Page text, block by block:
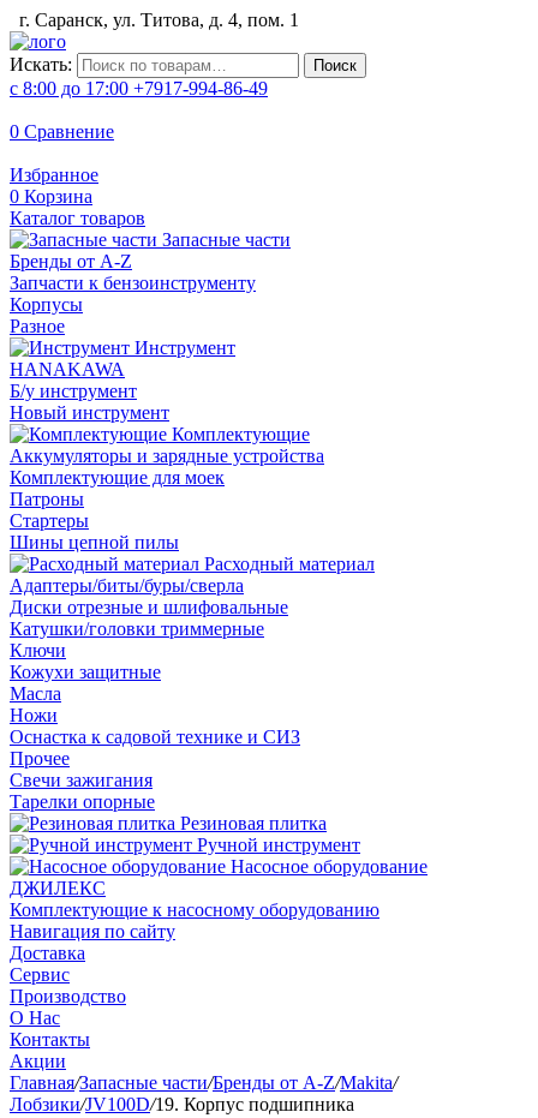
г. Саранск, ул. Титова, д. 4, пом. 1
Искать: Поиск
с 8:00 до 17:00 +7917-994-86-49
0 Сравнение
Избранное
0 Корзина
Каталог товаров
Запасные части
Бренды от A-Z
Запчасти к бензоинструменту
Корпусы
Разное
Инструмент
HANAKAWA
Б/у инструмент
Новый инструмент
Комплектующие
Аккумуляторы и зарядные устройства
Комплектующие для моек
Патроны
Стартеры
Шины цепной пилы
Расходный материал
Адаптеры/биты/буры/сверла
Диски отрезные и шлифовальные
Катушки/головки триммерные
Ключи
Кожухи защитные
Масла
Ножи
Оснастка к садовой технике и СИЗ
Прочее
Свечи зажигания
Тарелки опорные
Резиновая плитка
Ручной инструмент
Насосное оборудование
ДЖИЛЕКС
Комплектующие к насосному оборудованию
Навигация по сайту
Доставка
Сервис
Производство
О Нас
Контакты
Акции
Главная/Запасные части/Бренды от A-Z/Makita/
Лобзики/JV100D/19. Корпус подшипника